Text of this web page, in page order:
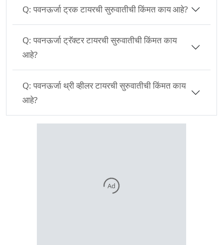
Q: पवनऊर्जा ट्रक टायरची सुरुवातीची किंमत काय आहे?
Q: पवनऊर्जा ट्रॅक्टर टायरची सुरुवातीची किंमत काय
आहे?
Q: पवनऊर्जा थ्री व्हीलर टायरची सुरुवातीची किंमत काय
आहे?
Ad